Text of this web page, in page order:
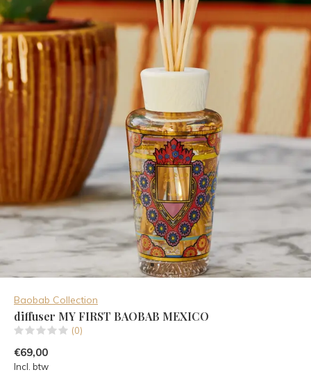
Baobab Collection
diffuser MY FIRST BAOBAB MEXICO
(0)
€69,00
Incl. btw